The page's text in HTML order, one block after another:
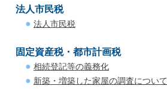
法人市民税
法人市民税
固定資産税・都市計画税
相続登記等の義務化
新築・増築した家屋の調査について